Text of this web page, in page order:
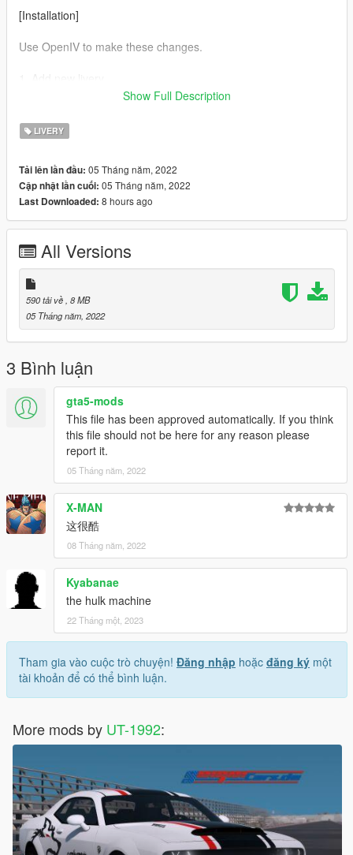
[Installation]
Use OpenIV to make these changes.
V\update\x64\dlcpacks\675ltsp\dlc.rpf\x64\vehicles.rpf\
Complete！
Show Full Description
LIVERY
Tải lên lần đầu: 05 Tháng năm, 2022
Cập nhật lần cuối: 05 Tháng năm, 2022
Last Downloaded: 8 hours ago
All Versions
590 tải về , 8 MB
05 Tháng năm, 2022
3 Bình luận
gta5-mods
This file has been approved automatically. If you think
this file should not be here for any reason please
report it.
05 Tháng năm, 2022
X-MAN
这很酷
08 Tháng năm, 2022
Kyabanae
the hulk machine
22 Tháng một, 2023
Tham gia vào cuộc trò chuyện! Đăng nhập hoặc đăng ký một
tài khoản để có thể bình luận.
More mods by UT-1992: